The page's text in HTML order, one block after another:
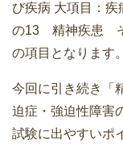
び疾病 大項目：
の13 精神疾患
の項目となります。
今回に引き続き「
迫症・強迫性障害
試験に出やすいポ